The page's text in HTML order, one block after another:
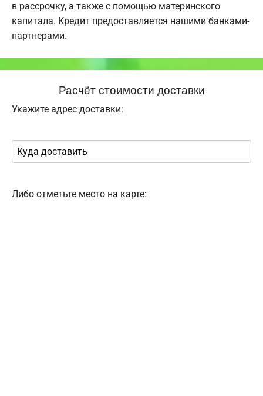
в рассрочку, а также с помощью материнского
капитала. Кредит предоставляется нашими банками-
партнерами.
Расчёт стоимости доставки
Укажите адрес доставки:
Либо отметьте место на карте: